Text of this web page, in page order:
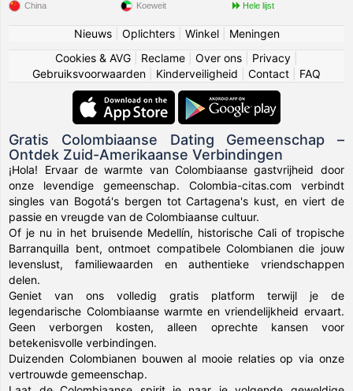
China Koeweit Hele lijst
Nieuws| Oplichters| Winkel| Meningen
Cookies & AVG
Reclame Over ons Privacy
Gebruiksvoorwaarden
Kinderveiligheid Contact FAQ
Gratis Colombiaanse Dating Gemeenschap –
Ontdek Zuid-Amerikaanse Verbindingen
¡Hola! Ervaar de warmte van Colombiaanse gastvrijheid door
onze levendige gemeenschap. Colombia-citas.com verbindt
singles van Bogotá's bergen tot Cartagena's kust, en viert de
passie en vreugde van de Colombiaanse cultuur.
Of je nu in het bruisende Medellín, historische Cali of tropische
Barranquilla bent, ontmoet compatibele Colombianen die jouw
levenslust, familiewaarden en authentieke vriendschappen
delen.
Geniet van ons volledig gratis platform terwijl je de
legendarische Colombiaanse warmte en vriendelijkheid ervaart.
Geen verborgen kosten, alleen oprechte kansen voor
betekenisvolle verbindingen.
Duizenden Colombianen bouwen al mooie relaties op via onze
vertrouwde gemeenschap.